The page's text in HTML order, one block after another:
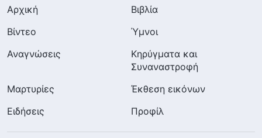
Αρχική
Βιβλία
Βίντεο
Ύμνοι
Αναγνώσεις
Κηρύγματα και
Συναναστροφή
Μαρτυρίες
Έκθεση εικόνων
Ειδήσεις
Προφίλ